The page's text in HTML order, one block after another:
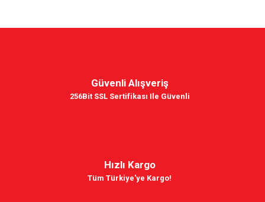
Güvenli Alışveriş
256Bit SSL Sertifikası Ile Güvenli
Hızlı Kargo
Tüm Türkiye'ye Kargo!